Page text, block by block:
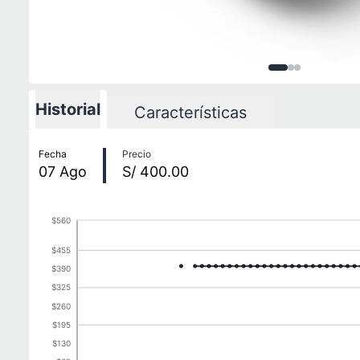
ImagenImagen
Imagen
Historial Características
Fecha
07 Ago
Precio
S/ 400.00
$130
$195
$260
$325
$390
$455
$560